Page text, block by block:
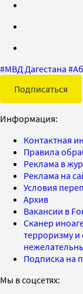
#МВД Дагестана #
Подписаться
Информация:
Контактная
Правила
Реклама в
Реклама на
Условия
Архив
Вакансии в
Сканер
терроризму
Подписка на
Мы в соцсетях: